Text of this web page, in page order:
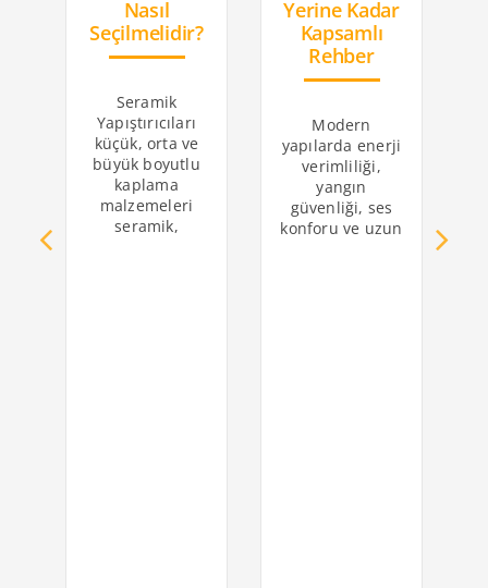
Nasıl
Seçilmelidir?
Seramik
Yapıştırıcıları
küçük, orta ve
büyük boyutlu
kaplama
malzemeleri
seramik,
Yerine Kadar
Kapsamlı
Rehber
Modern
yapılarda enerji
verimliliği,
yangın
güvenliği, ses
konforu ve uzun